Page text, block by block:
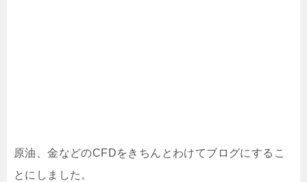
原油、金などのCFDをきちんとわけてブログにするこ
とにしました。